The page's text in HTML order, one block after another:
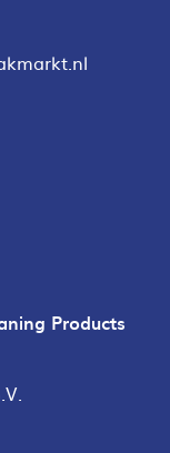
Products